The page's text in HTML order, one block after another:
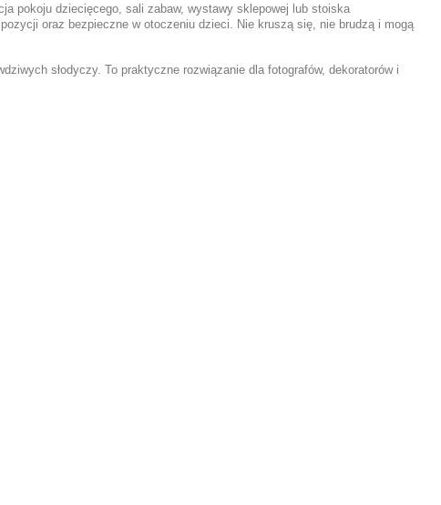
pokoju dziecięcego, sali zabaw, wystawy sklepowej lub stoiska
oraz bezpieczne w otoczeniu dzieci. Nie kruszą się, nie brudzą i mogą
słodyczy. To praktyczne rozwiązanie dla fotografów, dekoratorów i